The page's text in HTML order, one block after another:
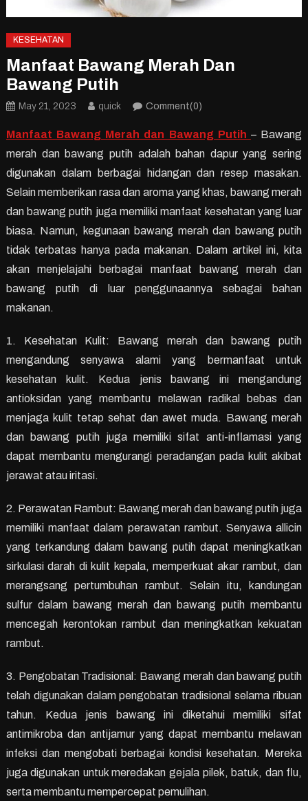
KESEHATAN
Manfaat Bawang Merah Dan
Bawang Putih
May 21, 2023 quick Comment(0)
Manfaat Bawang Merah dan Bawang Putih – Bawang
merah dan bawang putih adalah bahan dapur yang sering
digunakan dalam berbagai hidangan dan resep masakan.
Selain memberikan rasa dan aroma yang khas, bawang merah
dan bawang putih juga memiliki manfaat kesehatan yang luar
biasa. Namun, kegunaan bawang merah dan bawang putih
tidak terbatas hanya pada makanan. Dalam artikel ini, kita
akan menjelajahi berbagai manfaat bawang merah dan
bawang putih di luar penggunaannya sebagai bahan
makanan.
1. Kesehatan Kulit: Bawang merah dan bawang putih
mengandung senyawa alami yang bermanfaat untuk
kesehatan kulit. Kedua jenis bawang ini mengandung
antioksidan yang membantu melawan radikal bebas dan
menjaga kulit tetap sehat dan awet muda. Bawang merah
dan bawang putih juga memiliki sifat anti-inflamasi yang
dapat membantu mengurangi peradangan pada kulit akibat
jerawat atau iritasi.
2. Perawatan Rambut: Bawang merah dan bawang putih juga
memiliki manfaat dalam perawatan rambut. Senyawa allicin
yang terkandung dalam bawang putih dapat meningkatkan
sirkulasi darah di kulit kepala, memperkuat akar rambut, dan
merangsang pertumbuhan rambut. Selain itu, kandungan
sulfur dalam bawang merah dan bawang putih membantu
mencegah kerontokan rambut dan meningkatkan kekuatan
rambut.
3. Pengobatan Tradisional: Bawang merah dan bawang putih
telah digunakan dalam pengobatan tradisional selama ribuan
tahun. Kedua jenis bawang ini diketahui memiliki sifat
antimikroba dan antijamur yang dapat membantu melawan
infeksi dan mengobati berbagai kondisi kesehatan. Mereka
juga digunakan untuk meredakan gejala pilek, batuk, dan flu,
serta membantu mempercepat pemulihan.